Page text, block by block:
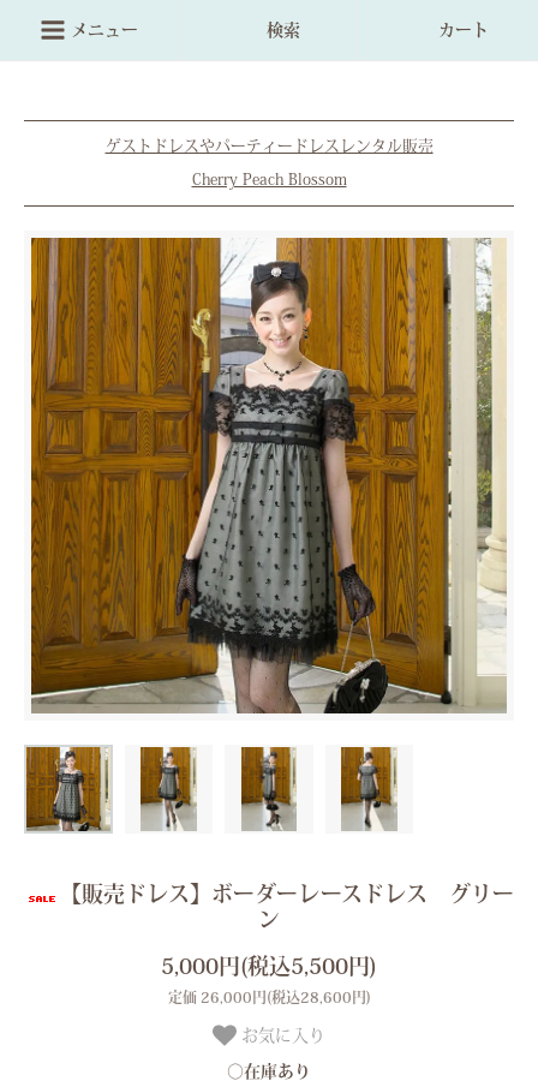
メニュー 検索 カート
ゲストドレスやパーティードレスレンタル販売
Cherry Peach Blossom
【販売ドレス】ボーダーレースドレス グリー
ン
5,000円(税込5,500円)
定価 26,000円(税込28,600円)
お気に入り
○在庫あり